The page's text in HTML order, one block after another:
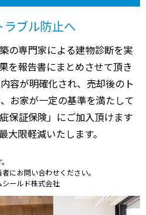
ブル防止へ
の専門家による建物診断を実
を報告書にまとめさせて頂き
容が明確化され、売却後のト
お家が一定の基準を満たして
保証保険」にご加入頂けます
大限軽減いたします。
にお問い合わせください。
ールド株式会社